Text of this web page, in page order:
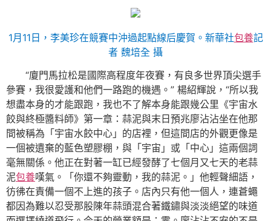
1月11日，李美珍在競賽中沖過起點線后慶賀。新華社包養記
者 魏培全 攝
“廈門馬拉松是國際高程度年夜賽，有良多世界頂尖選手
參賽，我很愛護和他們一路跑的機遇。” 楊紹輝說，“所以我
想盡本身的才能跟跑，我也不了解本身能跟幾公里《宇宙水
餃與終極醬料師》第一章：蒜泥與末日預兆廖沾沾坐在他那
間被稱為「宇宙水餃中心」的店裡，但這間店的外觀更像是
一個被遺棄的藍色塑膠棚，與「宇宙」或「中心」這兩個詞
毫無關係。他正在對著一缸已經發酵了七個月又七天的老蒜
泥包養嘆氣。「你還不夠靈動，我的蒜泥。」他輕聲細語，
彷彿在責備一個不上進的孩子。店內只有他一個人，連蒼蠅
都因為難以忍受那股陳年蒜頭混合著鐵鏽與淡淡絕望的味道